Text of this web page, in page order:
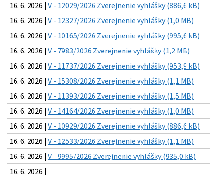
16. 6. 2026 | V - 12029/2026 Zverejnenie vyhlášky (886,6 kB)
16. 6. 2026 | V - 12327/2026 Zverejnenie vyhlášky (1,0 MB)
16. 6. 2026 | V - 10165/2026 Zverejnenie vyhlášky (995,6 kB)
16. 6. 2026 | V - 7983/2026 Zverejnenie vyhlášky (1,2 MB)
16. 6. 2026 | V - 11737/2026 Zverejnenie vyhlášky (953,9 kB)
16. 6. 2026 | V - 15308/2026 Zverejnenie vyhlášky (1,1 MB)
16. 6. 2026 | V - 11393/2026 Zverejnenie vyhlášky (1,5 MB)
16. 6. 2026 | V - 14164/2026 Zverejnenie vyhlášky (1,0 MB)
16. 6. 2026 | V - 10929/2026 Zverejnenie vyhlášky (886,6 kB)
16. 6. 2026 | V - 12533/2026 Zverejnenie vyhlášky (1,1 MB)
16. 6. 2026 | V - 9995/2026 Zverejnenie vyhlášky (935,0 kB)
16. 6. 2026 |